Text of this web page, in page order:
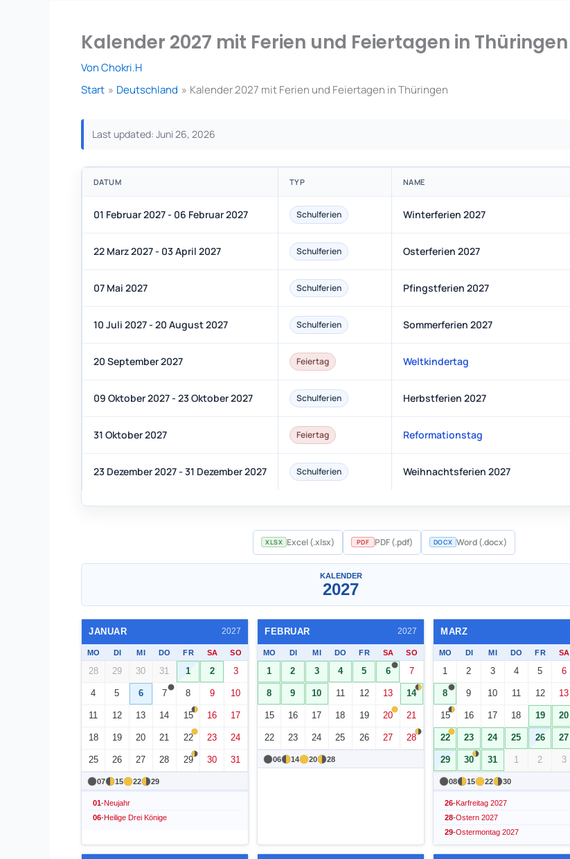
Kalender 2027 mit Ferien und Feiertagen in Thüringen
VonChokri.H
Start
Deutschland Kalender 2027 mit Ferien und Feiertagen in Thüringen
Last updated: Juni 26, 2026
DATUM TYP NAME
01 Februar 2027 - 06 Februar 2027 Schulferien Winterferien 2027
22 Marz 2027 - 03 April 2027 Schulferien Osterferien 2027
07 Mai 2027 Schulferien Pfingstferien 2027
10 Juli 2027 - 20 August 2027 Schulferien Sommerferien 2027
20 September 2027 Feiertag Weltkindertag
09 Oktober 2027 - 23 Oktober 2027 Schulferien Herbstferien 2027
31 Oktober 2027 Feiertag Reformationstag
23 Dezember 2027 - 31 Dezember 2027 Schulferien Weihnachtsferien 2027
XLSX Excel (.xlsx) PDF PDF (.pdf) DOCX Word (.docx)
KALENDER
2027
JANUAR 2027
MO DI MI DO FR SA SO
28 29 30 31 1 2 3
4 5 6 7 8 9 10
11 12 13 14 15 16 17
18 19 20 21 22 23 24
25 26 27 28 29 30 31
07 15 22 29
01-Neujahr
06-Heilige Drei Könige
FEBRUAR 2027
MO DI MI DO FR SA SO
1 2 3 4 5 6 7
8 9 10 11 12 13 14
15 16 17 18 19 20 21
22 23 24 25 26 27 28
06 14 20 28
MARZ
MO DI MI DO FR SA
1 2 3 4 5 6
8 9 10 11 12 13
15 16 17 18 19 20
22 23 24 25 26 27
29 30 31 1 2 3
08 15 22 30
26-Karfreitag 2027
28-Ostern 2027
29-Ostermontag 2027